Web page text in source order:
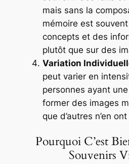
mais sans la
mémoire est
concepts et des
plutôt que sur des
Variation
peut varier en
personnes ayant
former des images
que d’autres n’en
Pourquoi C’est
Souvenirs